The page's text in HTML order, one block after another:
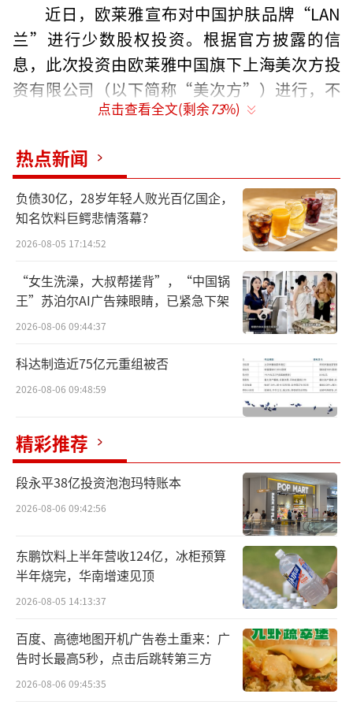
近日，欧莱雅宣布对中国护肤品牌“LAN
兰”进行少数股权投资。根据官方披露的信
息，此次投资由欧莱雅中国旗下上海美次方投
资有限公司（以下简称“美次方”）进行，不
过欧莱雅方面未披露交易后的持股比例及具体
美次方是欧莱雅于2022年5月成立的中国首
家投资公司，也是该集团首个在总部外单个市
场设立的投资公司，重点布局美妆初创品牌、
突破性技术及新技术服务类企业。而“LAN
兰”则是成立于2019年的国产护肤品牌，该品
牌以“以油养肤”特色闻名。天眼查显示，“L
AN兰”品牌母公司“杭州兰匠化妆品有限公
司”（以下简称“兰匠”），经营范围包括化
妆品生产；技术服务、技术开发等。2020—202
1年，兰匠曾在6个月内完成两轮合计超2亿元融
资，由源码资本领投、天图投资与内向基金联
合参与，资金用于产品研发、品牌搭建及会员
数字化建设。
从目前为数不多的公开信息来看，“LAN
兰”的发展速度不慢。根据多家媒体报道，“L
AN兰”2020年凭借着为数不多的几款产品实现
2亿元的营收。另有数据显示，“LAN兰”的核
精华类目前十名。
近年来，欧莱雅通过旗下的投资公司频频
点击查看全文(剩余73%)
热点新闻
负债30亿，28岁年轻人败光百亿国企，
知名饮料巨鳄悲情落幕？
2026-08-05 17:14:52
“女生洗澡，大叔帮搓背”，“中国锅
王”苏泊尔AI广告辣眼睛，已紧急下架
2026-08-06 09:44:37
科达制造近75亿元重组被否
2026-08-06 09:48:59
精彩推荐
段永平38亿投资泡泡玛特账本
2026-08-06 09:42:56
东鹏饮料上半年营收124亿，冰柜预算
半年烧完，华南增速见顶
2026-08-05 14:13:37
百度、高德地图开机广告卷土重来：广
告时长最高5秒，点击后跳转第三方
2026-08-06 09:45:35